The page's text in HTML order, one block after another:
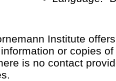
Institute
or copies
is no contact